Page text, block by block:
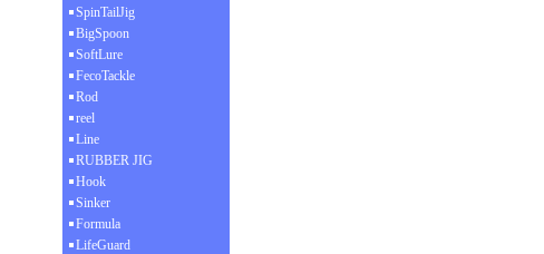
SpinTailJig
BigSpoon
SoftLure
FecoTackle
Rod
reel
Line
RUBBER JIG
Hook
Sinker
Formula
LifeGuard